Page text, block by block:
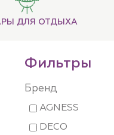
ДЛЯ ОТДЫХА
Фильтры
Бренд
AGNESS
DECO